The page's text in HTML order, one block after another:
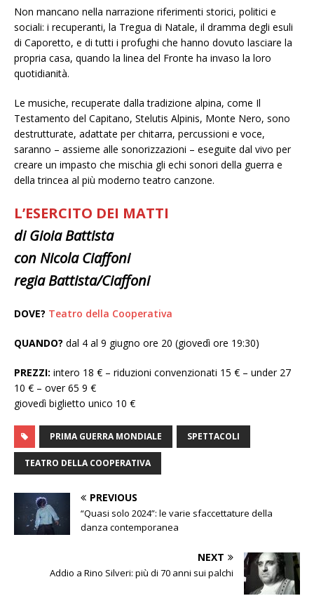
Non mancano nella narrazione riferimenti storici, politici e
sociali: i recuperanti, la Tregua di Natale, il dramma degli esuli
di Caporetto, e di tutti i profughi che hanno dovuto lasciare la
propria casa, quando la linea del Fronte ha invaso la loro
quotidianità.
Le musiche, recuperate dalla tradizione alpina, come Il
Testamento del Capitano, Stelutis Alpinis, Monte Nero, sono
destrutturate, adattate per chitarra, percussioni e voce,
saranno – assieme alle sonorizzazioni – eseguite dal vivo per
creare un impasto che mischia gli echi sonori della guerra e
della trincea al più moderno teatro canzone.
L’ESERCITO DEI MATTI
di Gioia Battista
con Nicola Ciaffoni
regia Battista/Ciaffoni
DOVE? Teatro della Cooperativa
QUANDO? dal 4 al 9 giugno ore 20 (giovedì ore 19:30)
PREZZI: intero 18 € – riduzioni convenzionati 15 € – under 27
10 € – over 65 9 €
giovedì biglietto unico 10 €
PRIMA GUERRA MONDIALE SPETTACOLI
TEATRO DELLA COOPERATIVA
PREVIOUS
“Quasi solo 2024”: le varie sfaccettature della
danza contemporanea
NEXT
Addio a Rino Silveri: più di 70 anni sui palchi